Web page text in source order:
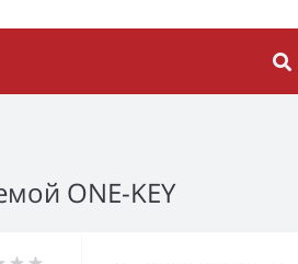
ONE-KEY